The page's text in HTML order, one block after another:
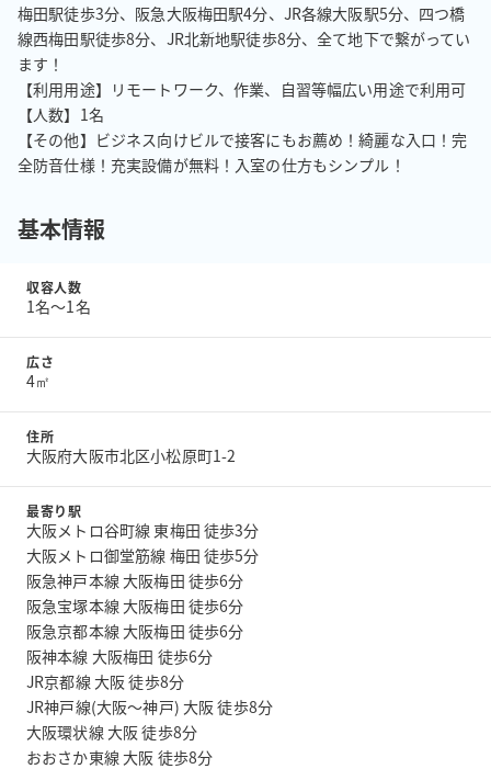
梅田駅徒歩3分、阪急大阪梅田駅4分、JR各線大阪駅5分、四つ橋
線西梅田駅徒歩8分、JR北新地駅徒歩8分、全て地下で繋がってい
ます！
【利用用途】リモートワーク、作業、自習等幅広い用途で利用可
【人数】1名
【その他】ビジネス向けビルで接客にもお薦め！綺麗な入口！完
全防音仕様！充実設備が無料！入室の仕方もシンプル！
基本情報
収容人数
1名〜1名
広さ
4㎡
住所
大阪府大阪市北区小松原町1-2
最寄り駅
大阪メトロ谷町線 東梅田 徒歩3分
大阪メトロ御堂筋線 梅田 徒歩5分
阪急神戸本線 大阪梅田 徒歩6分
阪急宝塚本線 大阪梅田 徒歩6分
阪急京都本線 大阪梅田 徒歩6分
阪神本線 大阪梅田 徒歩6分
JR京都線 大阪 徒歩8分
JR神戸線(大阪～神戸) 大阪 徒歩8分
大阪環状線 大阪 徒歩8分
おおさか東線 大阪 徒歩8分